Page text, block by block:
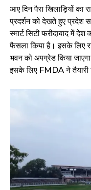
आए दिन पैरा खिलाड़ियों का
प्रदर्शन को देखते हुए प्रदेश
स्मार्ट सिटी फरीदाबाद में
फैसला किया है। इसके लिए
भवन को अपग्रेड किया
इसके लिए FMDA ने तैयारी